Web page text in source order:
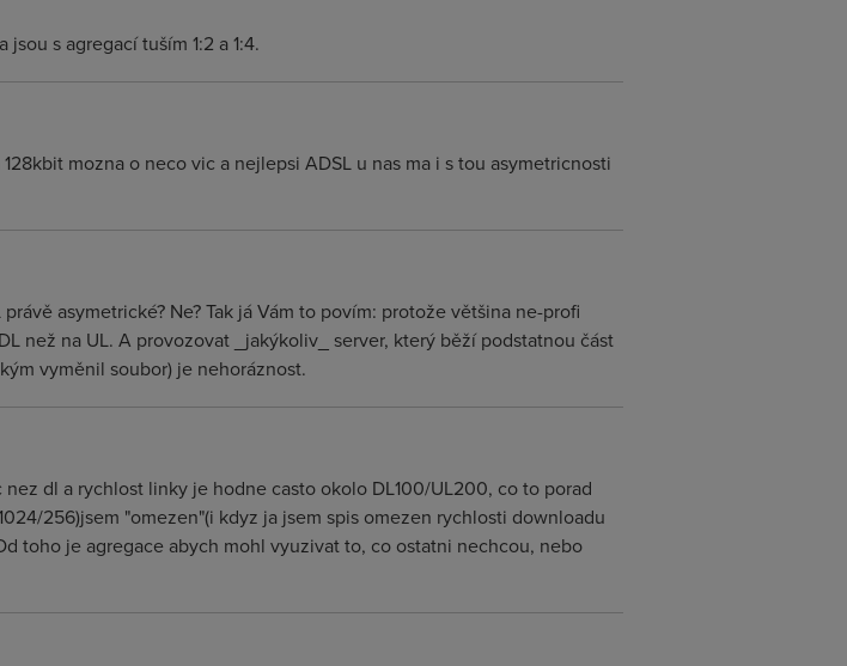
s agregací tuším 1:2 a 1:4.
mozna o neco vic a nejlepsi ADSL u nas ma i s tou asymetricnosti
asymetrické? Ne? Tak já Vám to povím: protože většina ne-profi
než na UL. A provozovat _jakýkoliv_ server, který běží podstatnou část
vyměnil soubor) je nehoráznost.
dl a rychlost linky je hodne casto okolo DL100/UL200, co to porad
256)jsem "omezen"(i kdyz ja jsem spis omezen rychlosti downloadu
toho je agregace abych mohl vyuzivat to, co ostatni nechcou, nebo